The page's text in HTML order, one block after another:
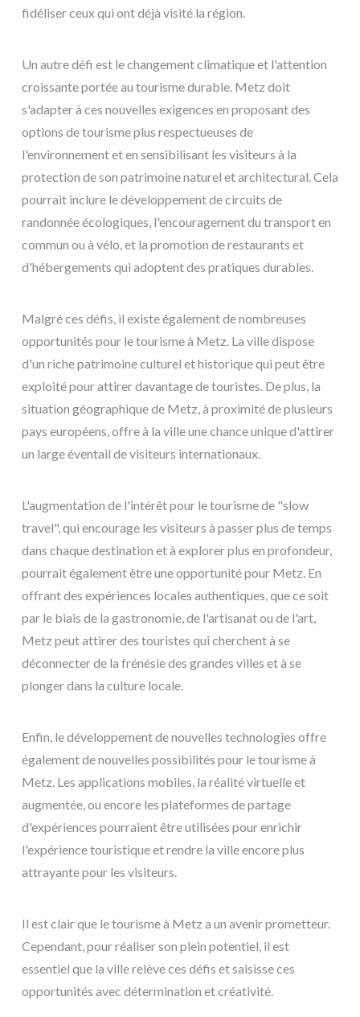
fidéliser ceux qui ont déjà visité la région.
Un autre défi est le changement climatique et l'attention
croissante portée au tourisme durable. Metz doit
s'adapter à ces nouvelles exigences en proposant des
options de tourisme plus respectueuses de
l'environnement et en sensibilisant les visiteurs à la
protection de son patrimoine naturel et architectural. Cela
pourrait inclure le développement de circuits de
randonnée écologiques, l'encouragement du transport en
commun ou à vélo, et la promotion de restaurants et
d'hébergements qui adoptent des pratiques durables.
Malgré ces défis, il existe également de nombreuses
opportunités pour le tourisme à Metz. La ville dispose
d'un riche patrimoine culturel et historique qui peut être
exploité pour attirer davantage de touristes. De plus, la
situation géographique de Metz, à proximité de plusieurs
pays européens, offre à la ville une chance unique d'attirer
un large éventail de visiteurs internationaux.
L'augmentation de l'intérêt pour le tourisme de "slow
travel", qui encourage les visiteurs à passer plus de temps
dans chaque destination et à explorer plus en profondeur,
pourrait également être une opportunité pour Metz. En
offrant des expériences locales authentiques, que ce soit
par le biais de la gastronomie, de l'artisanat ou de l'art,
Metz peut attirer des touristes qui cherchent à se
déconnecter de la frénésie des grandes villes et à se
plonger dans la culture locale.
Enfin, le développement de nouvelles technologies offre
également de nouvelles possibilités pour le tourisme à
Metz. Les applications mobiles, la réalité virtuelle et
augmentée, ou encore les plateformes de partage
d'expériences pourraient être utilisées pour enrichir
l'expérience touristique et rendre la ville encore plus
attrayante pour les visiteurs.
Il est clair que le tourisme à Metz a un avenir prometteur.
Cependant, pour réaliser son plein potentiel, il est
essentiel que la ville relève ces défis et saisisse ces
opportunités avec détermination et créativité.